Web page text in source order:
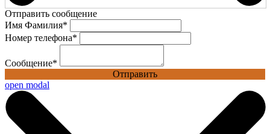
Отправить сообщение
Имя Фамилия*
Номер телефона*
Сообщение*
Отправить
open modal